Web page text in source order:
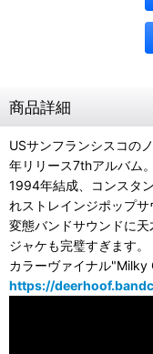
商品詳細
USサンフランシスコの
年リリース7thアルバム。
1994年結成、コンスタ
れストレインジポップサ
変態バンドサウンドに天
ジャケも完璧すぎます。
カラーヴァイナル"Milky
https://